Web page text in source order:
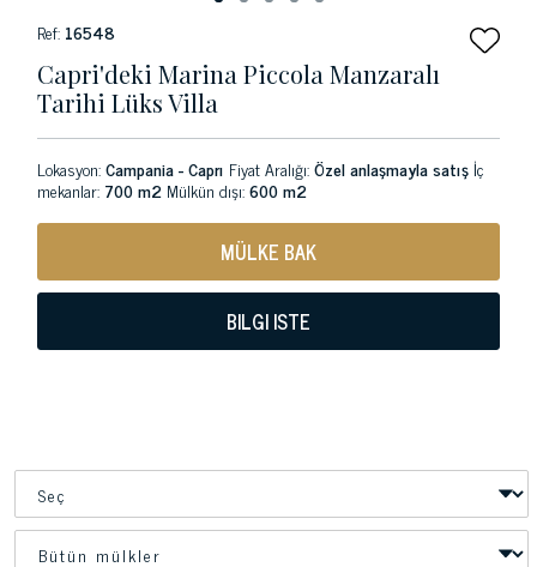
Ref: 16548
Capri'deki Marina Piccola Manzaralı
Tarihi Lüks Villa
Lokasyon:Campania - Caprı Fiyat Aralığı:Özel anlaşmayla satış İç
mekanlar: 700 m2 Mülkün dışı:600 m2
MÜLKE BAK
BILGI ISTE